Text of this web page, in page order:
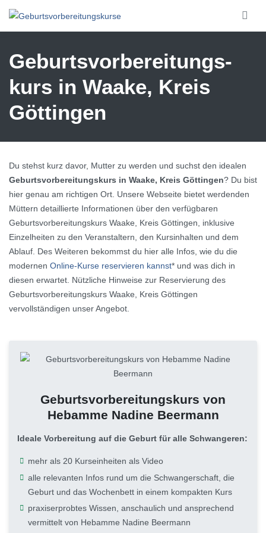
Geburtsvorbereitungs­
kurs in Waake, Kreis
Göttingen
Du stehst kurz davor, Mutter zu werden und suchst den idealen
Geburtsvorbereitungskurs in Waake, Kreis Göttingen? Du bist
hier genau am richtigen Ort. Unsere Webseite bietet werdenden
Müttern detaillierte Informationen über den verfügbaren
Geburtsvorbereitungskurs Waake, Kreis Göttingen, inklusive
Einzelheiten zu den Veranstaltern, den Kursinhalten und dem
Ablauf. Des Weiteren bekommst du hier alle Infos, wie du die
modernen Online-Kurse reservieren kannst* und was dich in
diesen erwartet. Nützliche Hinweise zur Reservierung des
Geburtsvorbereitungskurs Waake, Kreis Göttingen
vervollständigen unser Angebot.
Geburtsvorbereitungskurs von
Hebamme Nadine Beermann
Ideale Vorbereitung auf die Geburt für alle Schwangeren:
mehr als 20 Kurseinheiten als Video
alle relevanten Infos rund um die Schwangerschaft, die
Geburt und das Wochenbett in einem kompakten Kurs
praxiserprobtes Wissen, anschaulich und ansprechend
vermittelt von Hebamme Nadine Beermann